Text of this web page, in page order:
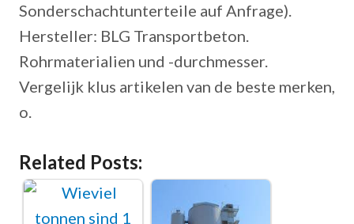
Sonderschachtunterteile auf Anfrage).
Hersteller: BLG Transportbeton.
Rohrmaterialien und -durchmesser.
Vergelijk klus artikelen van de beste merken,
o.
Related Posts: